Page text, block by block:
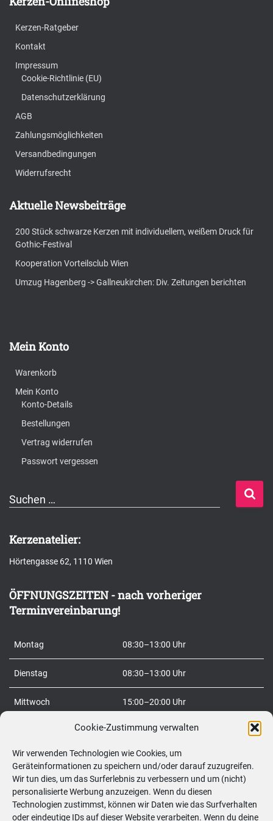
Cookie-Zustimmung verwalten
Wir verwenden Technologien wie Cookies, um
Geräteinformationen zu speichern und/oder darauf zuzugreifen.
Wir tun dies, um das Surferlebnis zu verbessern und um (nicht)
personalisierte Werbung anzuzeigen. Wenn du diesen
Technologien zustimmst, können wir Daten wie das Surfverhalten
oder eindeutige IDs auf dieser Website verarbeiten. Wenn du deine
Kerzen-Ratgeber
Kontakt
Impressum
Cookie-Richtlinie (EU)
Datenschutzerklärung
AGB
Zahlungsmöglichkeiten
Versandbedingungen
Widerrufsrecht
Aktuelle Newsbeiträge
200 Stück schwarze Kerzen mit individuellem, weißem Druck für
Gothic-Festival
Kooperation Vorteilsclub Wien
Umzug Hagenberg -> Gallneukirchen: Div. Zeitungen berichten
Mein Konto
Warenkorb
Mein Konto
Konto-Details
Bestellungen
Vertrag widerrufen
Passwort vergessen
S
h
e
n
a
Suchen …
Kerzenatelier:
Hörtengasse 62, 1110 Wien
ÖFFNUNGSZEITEN - nach vorheriger
Terminvereinbarung!
Montag 08:30–13:00 Uhr
Dienstag 08:30–13:00 Uhr
Mittwoch 15:00–20:00 Uhr
08:30–20:00 Uhr
Freitag 08:30–20:00 Uhr
Samstag 09:00–12:00 Uhr
So geschlossen